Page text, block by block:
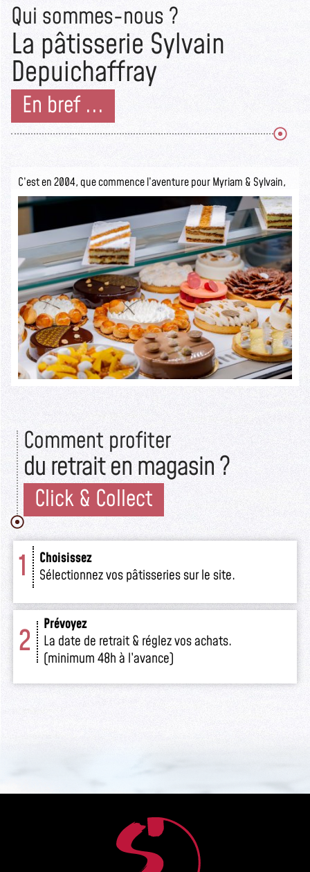
Qui sommes-nous ?
La pâtisserie Sylvain
Depuichaffray
En bref ...
C’est en 2004, que commence l’aventure pour Myriam & Sylvain,
ils ouvrent la pâtisserie Sylvain Depuichaffray dans une boutique
Seuls les initiés savent ce qui se cache derrière cette devanture
rustique.
Lire la suite >>
Comment profiter
du retrait en magasin ?
Click & Collect
1
Choisissez
Sélectionnez vos pâtisseries sur le site.
2
Prévoyez
La date de retrait & réglez vos achats.
(minimum 48h à l’avance)